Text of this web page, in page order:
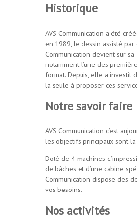
Historique
AVS Communication a été
en 1989, le dessin assisté
Communication devient sur
notamment l’une des
format. Depuis, elle a investit
la seule à proposer ces
Notre savoir faire
AVS Communication c’est
les objectifs principaux sont
Doté de 4 machines
de bâches et d’une cabine
Communication dispose des
vos besoins.
Nos activités